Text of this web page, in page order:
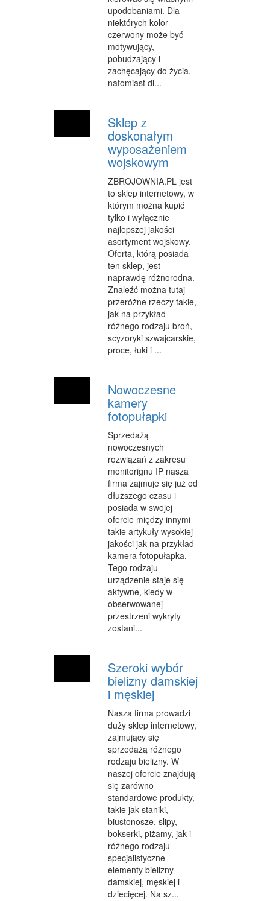
INNE AGENCJE
WIGOR
IMPREZY INTEGRACYJNE
HOBBY
PRODUKCJA
INFORMATYCZNE
RESTAURACJE, CATERING
FOTOGRAFIA
ADWOKACI, PORADY PRAWNE
SPRZĄTANIE, PORZĄDKOWANIE
SERWIS
OPIEKA
INNE USŁUGI
KURIER, PRZESYŁKI
WYCIECZKI
PODRÓŻE
ZDROWIE
DIETETYKA, ODCHUDZANIE
KOSMETYKI
LECZENIE
SALONY KOSMETYCZNE
SPRZĘT MEDYCZNY
WEB
OPROGRAMOWANIE
KONTAKT
upodobaniami. Dla
niektórych kolor
czerwony może być
motywujący,
pobudzający i
zachęcający do życia,
natomiast dl...
Sklep z
doskonałym
wyposażeniem
wojskowym
ZBROJOWNIA.PL jest
to sklep internetowy, w
którym można kupić
tylko i wyłącznie
najlepszej jakości
asortyment wojskowy.
Oferta, którą posiada
ten sklep, jest
naprawdę różnorodna.
Znaleźć można tutaj
przeróżne rzeczy takie,
jak na przykład
różnego rodzaju broń,
scyzoryki szwajcarskie,
proce, łuki i ...
Nowoczesne
kamery
fotopułapki
Sprzedażą
nowoczesnych
rozwiązań z zakresu
monitorignu IP nasza
firma zajmuje się już od
dłuższego czasu i
posiada w swojej
ofercie między innymi
takie artykuły wysokiej
jakości jak na przykład
kamera fotopułapka.
Tego rodzaju
urządzenie staje się
aktywne, kiedy w
obserwowanej
przestrzeni wykryty
zostani...
Szeroki wybór
bielizny damskiej
i męskiej
Nasza firma prowadzi
duży sklep internetowy,
zajmujący się
sprzedażą różnego
rodzaju bielizny. W
naszej ofercie znajdują
się zarówno
standardowe produkty,
takie jak staniki,
biustonosze, slipy,
bokserki, piżamy, jak i
różnego rodzaju
specjalistyczne
elementy bielizny
damskiej, męskiej i
dziecięcej. Na sz...